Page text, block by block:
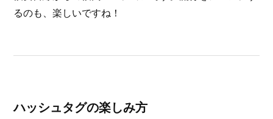
るのも、楽しいですね！
ハッシュタグの楽しみ方